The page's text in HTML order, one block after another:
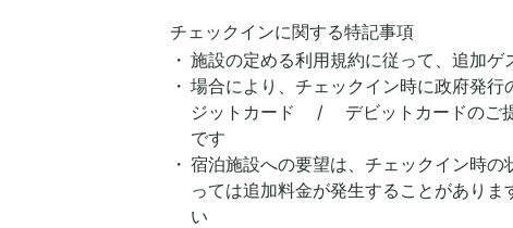
チェックインに関する特記事項
施設の定める利用規約に従って、追加
場合により、チェックイン時に政府発
ジットカード / デビットカードのご提
です
宿泊施設への要望は、チェックイン時
っては追加料金が発生することがあり
い